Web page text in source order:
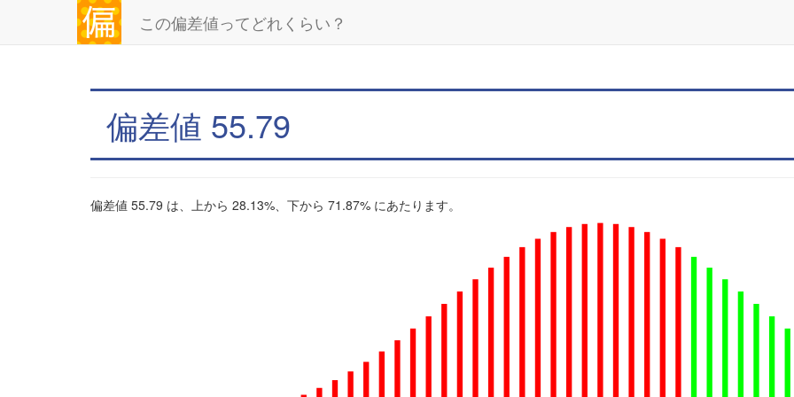
この偏差値ってどれくらい？
偏差値 55.79
偏差値 55.79 は、上から 28.13%、下から 71.87% にあたります。